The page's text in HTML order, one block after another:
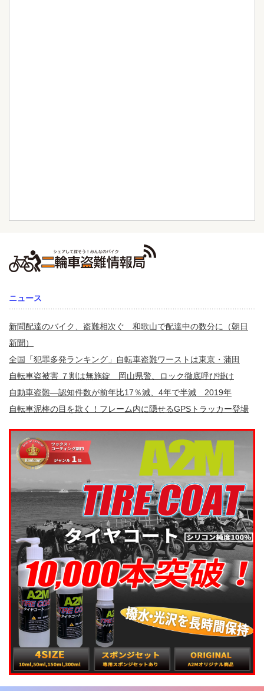
ニュース
新聞配達のバイク、盗難相次ぐ 和歌山で配達中の数分に（朝日
新聞）
全国「犯罪多発ランキング」自転車盗難ワーストは東京・蒲田
自転車盗被害 ７割は無施錠 岡山県警、ロック徹底呼び掛け
自動車盗難—認知件数が前年比17％減、4年で半減 2019年
自転車泥棒の目を欺く！フレーム内に隠せるGPSトラッカー登場